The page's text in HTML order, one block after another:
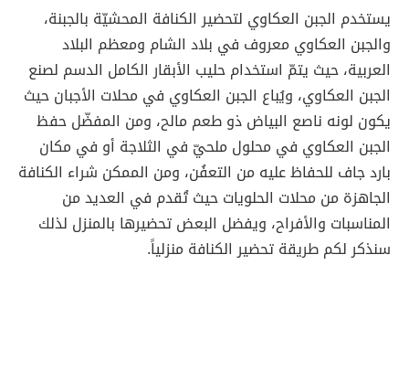
يستخدم الجبن العكاوي لتحضير الكنافة المحشيّة بالجبنة،
والجبن العكاوي معروف في بلاد الشام ومعظم البلاد
العربية، حيث يتمّ استخدام حليب الأبقار الكامل الدسم لصنع
الجبن العكاوي، ويُباع الجبن العكاوي في محلات الأجبان حيث
يكون لونه ناصع البياض ذو طعم مالح، ومن المفضّل حفظ
الجبن العكاوي في محلول ملحيّ في الثلاجة أو في مكان
بارد جاف للحفاظ عليه من التعفُن، ومن الممكن شراء الكنافة
الجاهزة من محلات الحلويات حيث تُقدم في العديد من
المناسبات والأفراح، ويفضل البعض تحضيرها بالمنزل لذلك
سنذكر لكم طريقة تحضير الكنافة منزلياً.